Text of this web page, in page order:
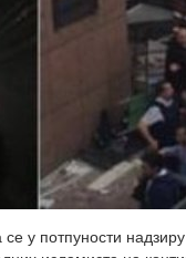
у потпуности